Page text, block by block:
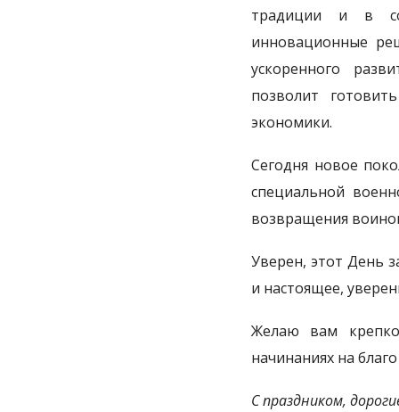
традиции и в
инновационные
ускоренного
позволит
экономики.
Сегодня новое
специальной
возвращения
Уверен, этот День
и настоящее,
Желаю вам
начинаниях на
С праздником,